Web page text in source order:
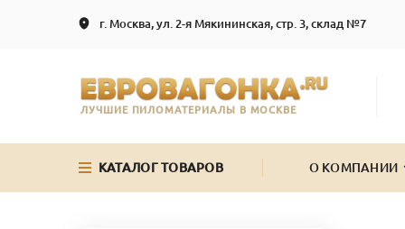
г. Москва, ул. 2-я Мякининская, стр. 3, склад №7
ЛУЧШИЕ ПИЛОМАТЕРИАЛЫ В МОСКВЕ
КАТАЛОГ ТОВАРОВ О КОМПАНИИ